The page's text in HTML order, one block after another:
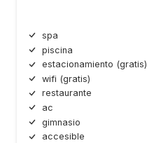
spa
piscina
estacionamiento (gratis)
wifi (gratis)
restaurante
ac
gimnasio
accesible